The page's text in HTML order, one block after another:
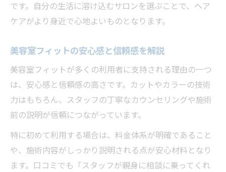
です。自分の生活に溶け込むサロンを選ぶことで、ヘア
ケアがより身近で心地よいものとなります。
美容室フィットの安心感と信頼感を解説
美容室フィットが多くの利用者に支持される理由の一つ
は、安心感と信頼感の高さです。カットやカラーの技術
力はもちろん、スタッフの丁寧なカウンセリングや施術
前の説明が信頼につながっています。
特に初めて利用する場合は、料金体系が明確であること
や、施術内容がしっかり説明される点が安心材料となり
ます。口コミでも「スタッフが親身に相談に乗ってくれ